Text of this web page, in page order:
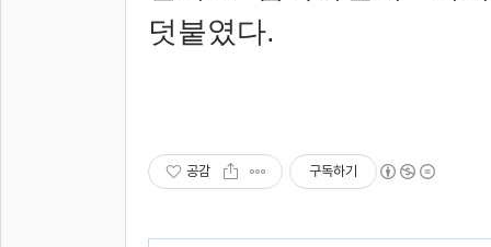
덧붙였다.
공감 구독하기